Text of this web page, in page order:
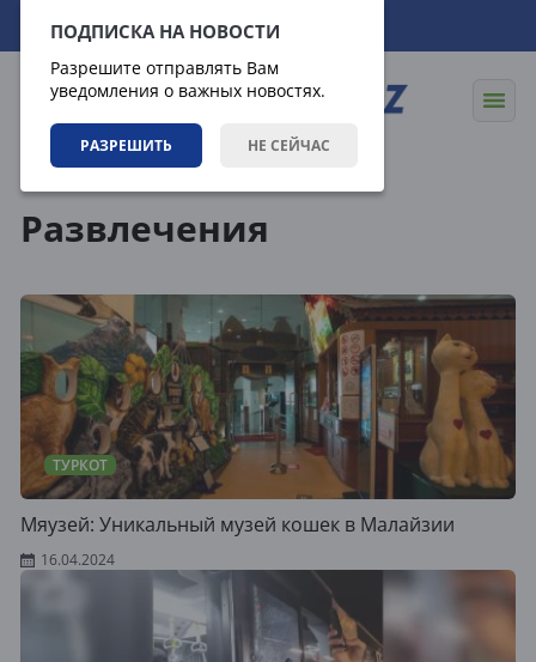
ПОДПИСКА НА НОВОСТИ
Разрешите отправлять Вам
уведомления о важных новостях.
РАЗРЕШИТЬ НЕ СЕЙЧАС
08.08.2026 03:21:45
Развлечения
ТУРКОТ
Мяузей: Уникальный музей кошек в Малайзии
16.04.2024